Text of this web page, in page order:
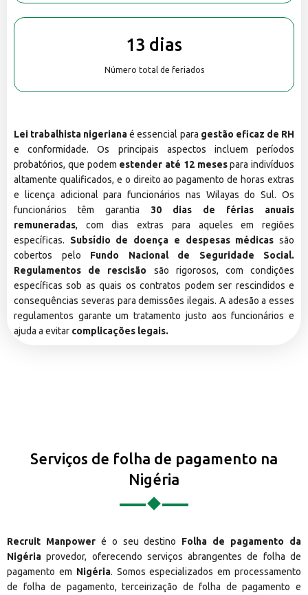
13 dias
Número total de feriados
Lei trabalhista nigerianaé essencial para gestão eficaz de RH
e conformidade. Os principais aspectos incluem períodos
probatórios, que podem estender até 12 mesespara indivíduos
altamente qualificados, e o direito ao pagamento de horas extras
e licença adicional para funcionários nas Wilayas do Sul. Os
funcionários têm garantia 30 dias de férias anuais
remuneradas, com dias extras para aqueles em regiões
específicas. Subsídio de doença e despesas médicas são
cobertos pelo Fundo Nacional de Seguridade Social.
Regulamentos de rescisão são rigorosos, com condições
específicas sob as quais os contratos podem ser rescindidos e
consequências severas para demissões ilegais. A adesão a esses
regulamentos garante um tratamento justo aos funcionários e
ajuda a evitar complicações legais.
Serviços de folha de pagamento na
Nigéria
Recruit Manpoweré o seu destino Folha de pagamento da
Nigéria provedor, oferecendo serviços abrangentes de folha de
pagamento em Nigéria. Somos especializados em processamento
de folha de pagamento, terceirização de folha de pagamento e